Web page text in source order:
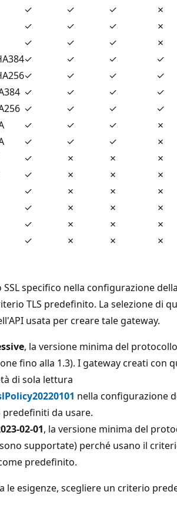
✓ ✓ ✓ ✗
✓ ✓ ✓ ✗
✓ ✓ ✓ ✗
✓ ✓ ✓ ✓
✓ ✓ ✓ ✓
✓ ✓ ✓ ✓
✓ ✓ ✓ ✓
✓ ✓ ✓ ✗
✓ ✓ ✓ ✗
✓ ✗ ✗ ✗
✓ ✗ ✗ ✗
✓ ✗ ✗ ✗
✓ ✗ ✗ ✗
✓ ✗ ✗ ✗
✓ ✗ ✗ ✗
specifico nella configurazione
TLS predefinito. La selezione di
usata per creare tale gateway.
, la versione minima del
fino alla 1.3). I gateway creati con
di sola lettura
nella configurazione
da usare.
02-01, la versione minima del
supportate) perché usano il
predefinito.
le esigenze, scegliere un criterio